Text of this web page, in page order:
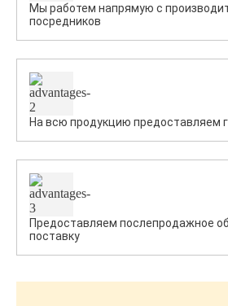
Мы работем напрямую с
посредников
На всю продукцию предоставляем
Предоставляем послепродажное
поставку